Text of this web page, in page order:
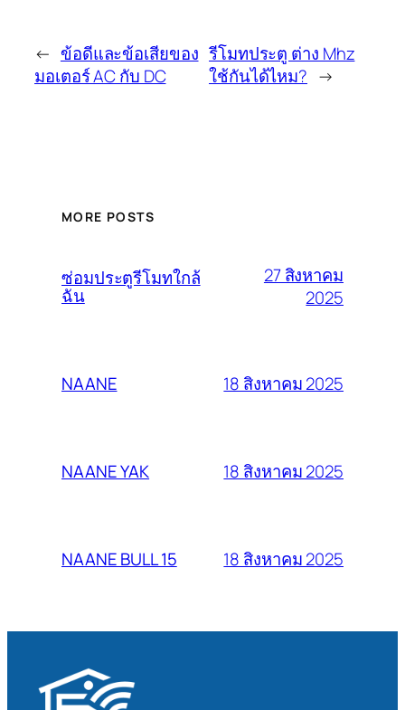
← ข้อดีและข้อเสียของ
มอเตอร์ AC กับ DC
รีโมทประตู ต่าง Mhz
ใช้กันได้ไหม? →
MORE POSTS
ซ่อมประตูรีโมทใกล้
ฉัน
27 สิงหาคม
2025
NAANE 18 สิงหาคม 2025
NAANE YAK 18 สิงหาคม 2025
NAANE BULL 15 18 สิงหาคม 2025